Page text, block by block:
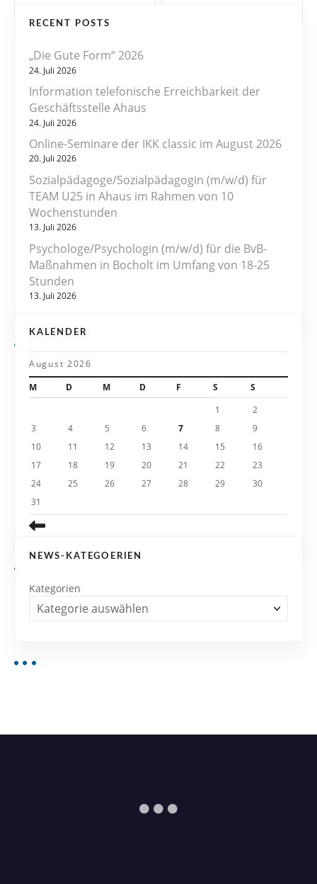
a
RECENT POSTS
„Die Gute Form“ 2026
24. Juli 2026
Information telefonische Erreichbarkeit der
Geschäftsstelle Ahaus
24. Juli 2026
Online-Seminare der IKK classic im August 2026
20. Juli 2026
Sozialpädagoge/Sozialpädagogin (m/w/d) für
TEAM U25 in Ahaus im Rahmen von 10
Wochenstunden
13. Juli 2026
Psychologe/Psychologin (m/w/d) für die BvB-
Maßnahmen in Bocholt im Umfang von 18-25
Stunden
13. Juli 2026
KALENDER
August 2026
M
D M D F S
S
1
2
3
4 5 6 7 8
9
10
11 12 13 14 15
16
17
18 19 20 21 22
23
24
25 26 27 28 29
30
31
NEWS-KATEGOERIEN
Kategorien